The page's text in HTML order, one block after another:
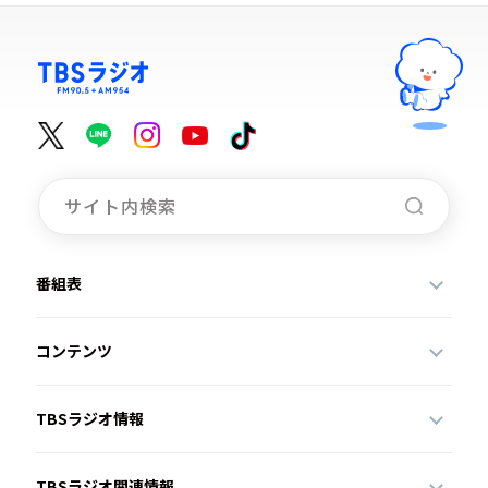
番組表
コンテンツ
TBSラジオ情報